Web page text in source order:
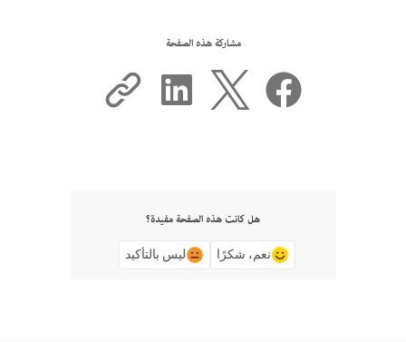
مشاركة هذه الصفحة
هل كانت هذه الصفحة مفيدة؟
نعم، شكرًا ليس بالتأكيد